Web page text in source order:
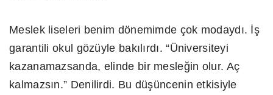
Meslek liseleri benim dönemimde çok modaydı. İş
garantili okul gözüyle bakılırdı. “Üniversiteyi
kazanamazsanda, elinde bir mesleğin olur. Aç
kalmazsın.” Denilirdi. Bu düşüncenin etkisiyle